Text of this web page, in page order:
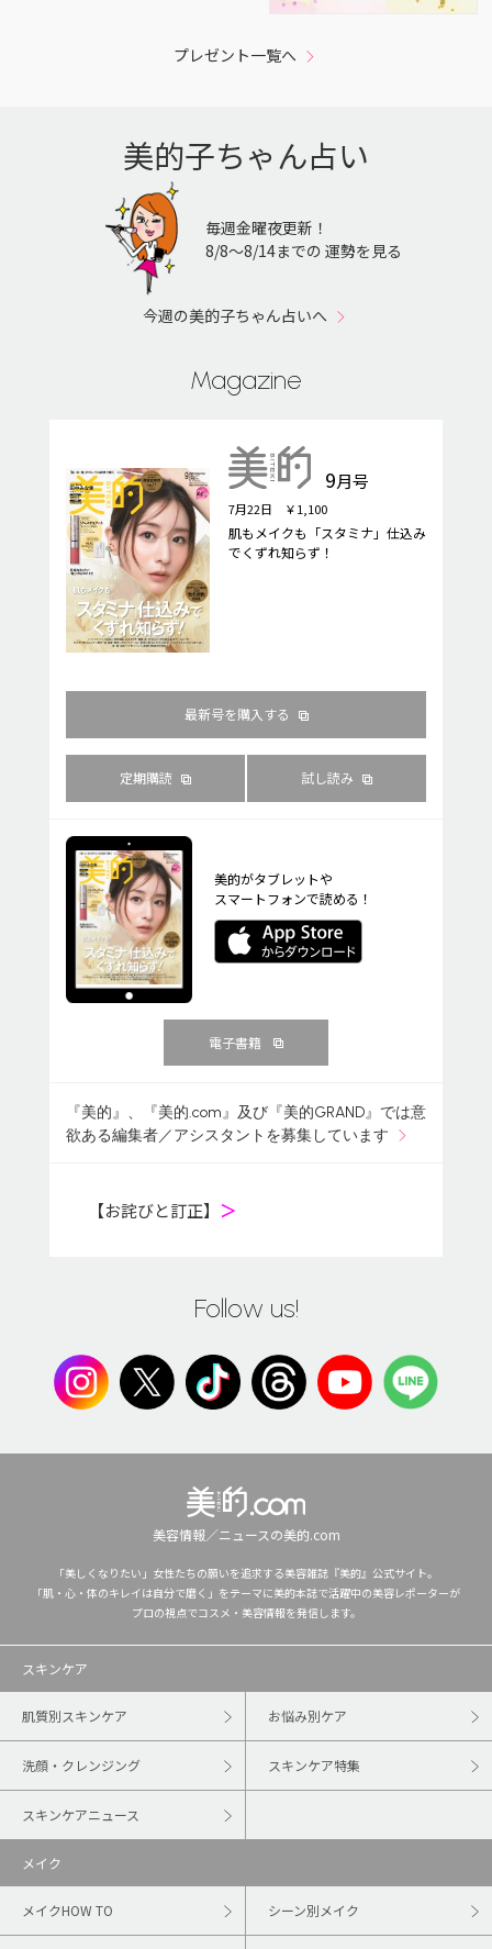
プレゼント一覧へ
美的子ちゃん占い
毎週金曜夜更新！
8/8〜8/14までの 運勢を見る
今週の美的子ちゃん占いへ
Magazine
9月号
7月22日 ￥1,100
肌もメイクも「スタミナ」仕込み
でくずれ知らず！
最新号を購入する
定期購読 試し読み
美的がタブレットや
スマートフォンで読める！
電子書籍
『美的』、『美的.com』及び『美的GRAND』では意
欲ある編集者／アシスタントを募集しています
【お詫びと訂正】 ＞
Follow us!
美容情報／ニュースの美的.com
「美しくなりたい」女性たちの願いを追求する美容雑誌『美的』公式サイト。
「肌・心・体のキレイは自分で磨く」をテーマに美的本誌で活躍中の美容レポーターが
プロの視点でコスメ・美容情報を発信します。
スキンケア
肌質別スキンケア お悩み別ケア
洗顔・クレンジング スキンケア特集
スキンケアニュース
メイク
メイクHOW TO シーン別メイク